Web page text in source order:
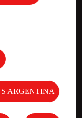
ARGENTINA